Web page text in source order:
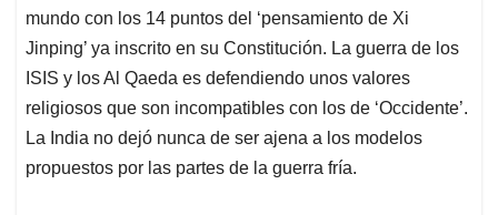
mundo con los 14 puntos del ‘pensamiento de Xi
Jinping’ ya inscrito en su Constitución. La guerra de los
ISIS y los Al Qaeda es defendiendo unos valores
religiosos que son incompatibles con los de ‘Occidente’.
La India no dejó nunca de ser ajena a los modelos
propuestos por las partes de la guerra fría.